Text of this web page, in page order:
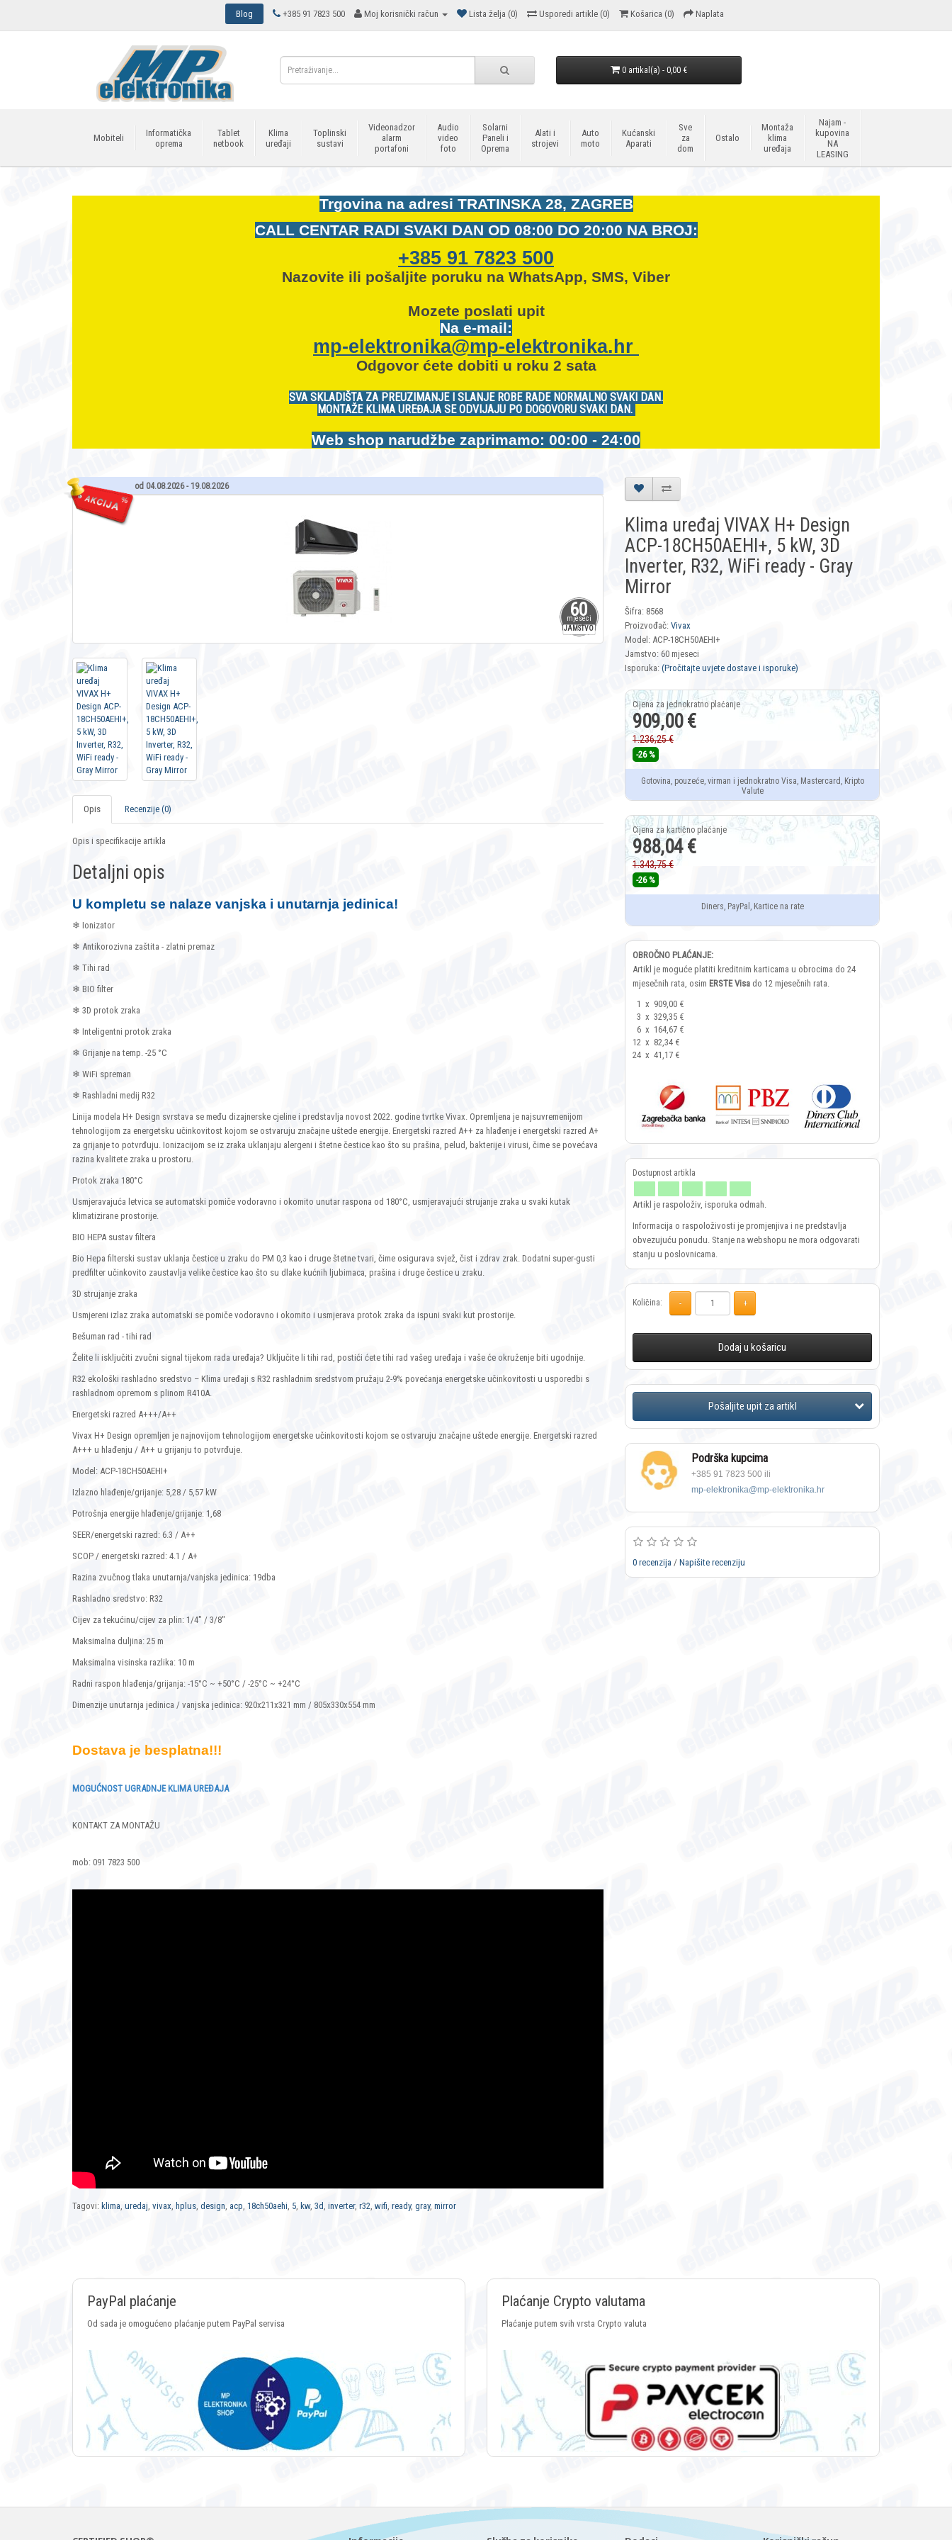
Blog +385 91 7823 500 Moj korisnički račun Lista želja (0) Usporedi artikle (0) Košarica (0) Naplata
0 artikal(a) - 0,00 €
Mobiteli
Informatička
oprema
Tablet
netbook
Klima
uređaji
Toplinski
sustavi
Videonadzor
alarm
portafoni
Audio
video
foto
Solarni
Paneli i
Oprema
Alati i
strojevi
Auto
moto
Kućanski
Aparati
Sve
za
dom
Ostalo
Montaža
klima
uređaja
Najam -
kupovina
NA
LEASING
Trgovina na adresi TRATINSKA 28, ZAGREB
CALL CENTAR RADI SVAKI DAN OD 08:00 DO 20:00 NA BROJ:
+385 91 7823 500
Nazovite ili pošaljite poruku na WhatsApp, SMS, Viber
Mozete poslati upit
Na e-mail:
mp-elektronika@mp-elektronika.hr
Odgovor ćete dobiti u roku 2 sata
SVA SKLADIŠTA ZA PREUZIMANJE I SLANJE ROBE RADE NORMALNO SVAKI DAN.
MONTAŽE KLIMA UREĐAJA SE ODVIJAJU PO DOGOVORU SVAKI DAN.
Web shop narudžbe zaprimamo: 00:00 - 24:00
od 04.08.2026 - 19.08.2026
60
mjeseci
JAMSTVO
Opis Recenzije (0)
Opis i specifikacije artikla
Detaljni opis
U kompletu se nalaze vanjska i unutarnja jedinica!
❄ Ionizator
❄ Antikorozivna zaštita - zlatni premaz
❄ Tihi rad
❄ BIO filter
❄ 3D protok zraka
❄ Inteligentni protok zraka
❄ Grijanje na temp. -25 °C
❄ WiFi spreman
❄ Rashladni medij R32
Linija modela H+ Design svrstava se među dizajnerske cjeline i predstavlja novost 2022. godine tvrtke Vivax. Opremljena je najsuvremenijom
tehnologijom za energetsku učinkovitost kojom se ostvaruju značajne uštede energije. Energetski razred A++ za hlađenje i energetski razred A+
za grijanje to potvrđuju. Ionizacijom se iz zraka uklanjaju alergeni i štetne čestice kao što su prašina, pelud, bakterije i virusi, čime se povećava
razina kvalitete zraka u prostoru.
Protok zraka 180°C
Usmjeravajuća letvica se automatski pomiče vodoravno i okomito unutar raspona od 180°C, usmjeravajući strujanje zraka u svaki kutak
klimatizirane prostorije.
BIO HEPA sustav filtera
Bio Hepa filterski sustav uklanja čestice u zraku do PM 0,3 kao i druge štetne tvari, čime osigurava svjež, čist i zdrav zrak. Dodatni super-gusti
predfilter učinkovito zaustavlja velike čestice kao što su dlake kućnih ljubimaca, prašina i druge čestice u zraku.
3D strujanje zraka
Usmjereni izlaz zraka automatski se pomiče vodoravno i okomito i usmjerava protok zraka da ispuni svaki kut prostorije.
Bešuman rad - tihi rad
Želite li isključiti zvučni signal tijekom rada uređaja? Uključite li tihi rad, postići ćete tihi rad vašeg uređaja i vaše će okruženje biti ugodnije.
R32 ekološki rashladno sredstvo – Klima uređaji s R32 rashladnim sredstvom pružaju 2-9% povećanja energetske učinkovitosti u usporedbi s
rashladnom opremom s plinom R410A.
Energetski razred A+++/A++
Vivax H+ Design opremljen je najnovijom tehnologijom energetske učinkovitosti kojom se ostvaruju značajne uštede energije. Energetski razred
A+++ u hlađenju / A++ u grijanju to potvrđuje.
Model: ACP-18CH50AEHI+
Izlazno hlađenje/grijanje: 5,28 / 5,57 kW
Potrošnja energije hlađenje/grijanje: 1,68
SEER/energetski razred: 6.3 / A++
SCOP / energetski razred: 4.1 / A+
Razina zvučnog tlaka unutarnja/vanjska jedinica: 19dba
Rashladno sredstvo: R32
Cijev za tekućinu/cijev za plin: 1/4" / 3/8"
Maksimalna duljina: 25 m
Maksimalna visinska razlika: 10 m
Radni raspon hlađenja/grijanja: -15°C ~ +50°C / -25°C ~ +24°C
Dimenzije unutarnja jedinica / vanjska jedinica: 920x211x321 mm / 805x330x554 mm
Dostava je besplatna!!!
MOGUĆNOST UGRADNJE KLIMA UREĐAJA
KONTAKT ZA MONTAŽU
mob: 091 7823 500
Klima uređaj VIVAX H+ Design
ACP-18CH50AEHI+, 5 kW, 3D
Inverter, R32, WiFi ready - Gray
Mirror
Šifra: 8568
Proizvođač: Vivax
Model: ACP-18CH50AEHI+
Jamstvo: 60 mjeseci
Isporuka: (Pročitajte uvjete dostave i isporuke)
909,00 €
1.236,25 €
-26 %
Gotovina, pouzeće, virman i jednokratno Visa, Mastercard, Kripto
Valute
988,04 €
1.343,75 €
-26 %
Diners, PayPal, Kartice na rate
OBROČNO PLAĆANJE:
Artikl je moguće platiti kreditnim karticama u obrocima do 24
mjesečnih rata, osim ERSTE Visa do 12 mjesečnih rata.
1 x 909,00 €
3 x 329,35 €
6 x 164,67 €
12 x 82,34 €
24 x 41,17 €
Artikl je raspoloživ, isporuka odmah.
Informacija o raspoloživosti je promjenjiva i ne predstavlja
obvezujuću ponudu. Stanje na webshopu ne mora odgovarati
stanju u poslovnicama.
Količina:
Dodaj u košaricu
Podrška kupcima
+385 91 7823 500 ili
mp-elektronika@mp-elektronika.hr
0 recenzija / Napišite recenziju
Tagovi: klima, uredaj, vivax, hplus, design, acp, 18ch50aehi, 5, kw, 3d , inverter, r32, wifi, ready, gray, mirror
PayPal plaćanje
Od sada je omogućeno plaćanje putem PayPal servisa
Plaćanje Crypto valutama
Plaćanje putem svih vrsta Crypto valuta